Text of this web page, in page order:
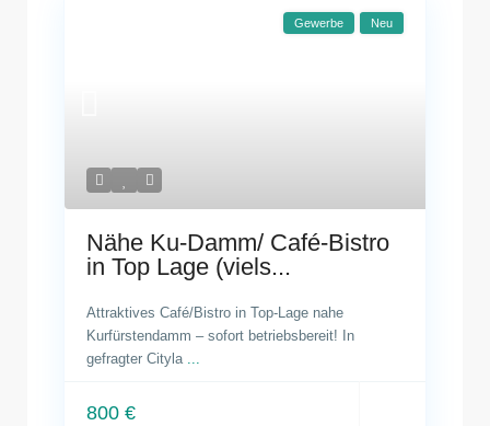
Gewerbe Neu
Nähe Ku-Damm/ Café-Bistro
in Top Lage (viels...
Attraktives Café/Bistro in Top-Lage nahe
Kurfürstendamm – sofort betriebsbereit! In
gefragter Cityla
800 €